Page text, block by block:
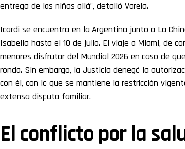
entrega de las niñas allá”, detalló Varela.
Icardi se encuentra en la Argentina junto a La
Isabella hasta el 10 de julio. El viaje a Miami, de
menores disfrutar del Mundial 2026 en caso de
ronda. Sin embargo, la Justicia denegó la
con él, con lo que se mantiene la restricción
extensa disputa familiar.
El conflicto por la